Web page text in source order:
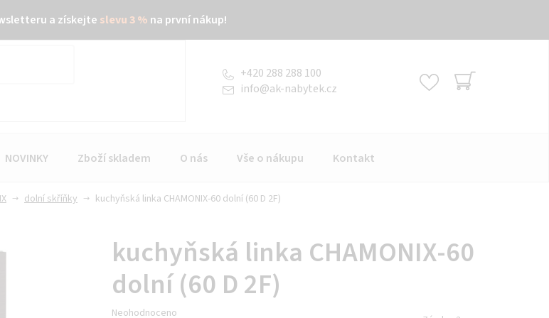
a získejte slevu 3 % na první nákup!
info@ak-nabytek.cz
+420 288 288 100
NOVINKY Zboží skladem O nás Vše o nákupu Kontakt
dolní skříňky kuchyňská linka CHAMONIX-60 dolní (60 D 2F)
kuchyňská linka CHAMONIX-60
dolní (60 D 2F)
Průměrné
Neohodnoceno